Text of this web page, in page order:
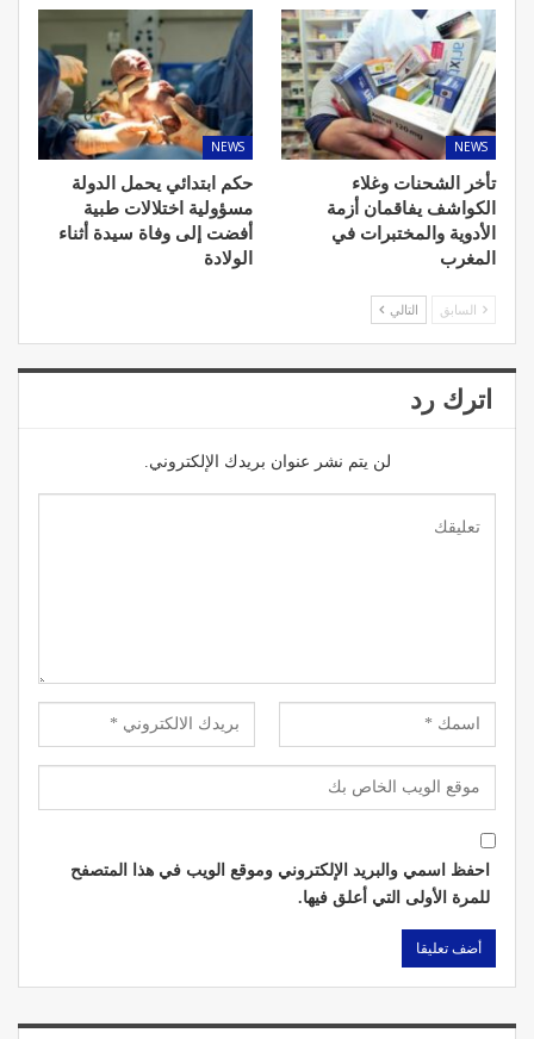
NEWS
تأخر الشحنات وغلاء
الكواشف يفاقمان أزمة
الأدوية والمختبرات في
المغرب
NEWS
حكم ابتدائي يحمل الدولة
مسؤولية اختلالات طبية
أفضت إلى وفاة سيدة أثناء
الولادة
السابق التالي
اترك رد
لن يتم نشر عنوان بريدك الإلكتروني.
احفظ اسمي والبريد الإلكتروني وموقع الويب في هذا المتصفح
للمرة الأولى التي أعلق فيها.